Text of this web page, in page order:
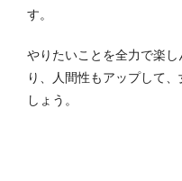
す。
やりたいことを全力で楽
り、人間性もアップして
しょう。